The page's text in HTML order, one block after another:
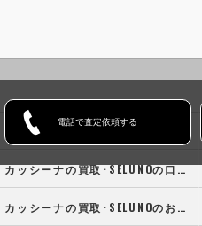
電話で査定依頼する
ホーム
カッシーナの買取･SELUNOの口コミ情報
カッシーナの買取･SELUNOのお客様の声